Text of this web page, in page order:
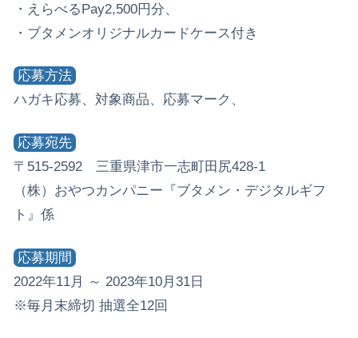
・えらべるPay2,500円分、
・ブタメンオリジナルカードケース付き
応募方法
ハガキ応募、対象商品、応募マーク、
応募宛先
〒515-2592 三重県津市一志町田尻428-1
（株）おやつカンパニー『ブタメン・デジタルギフ
ト』係
応募期間
2022年11月 ～ 2023年10月31日
※毎月末締切 抽選全12回